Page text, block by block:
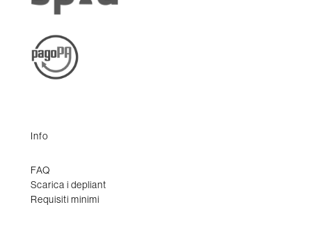
Info
FAQ
Scarica i depliant
Requisiti minimi